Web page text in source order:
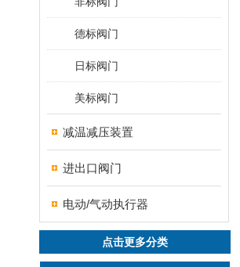
德标阀门
日标阀门
美标阀门
减温减压装置
进出口阀门
电动/气动执行器
点击更多分类